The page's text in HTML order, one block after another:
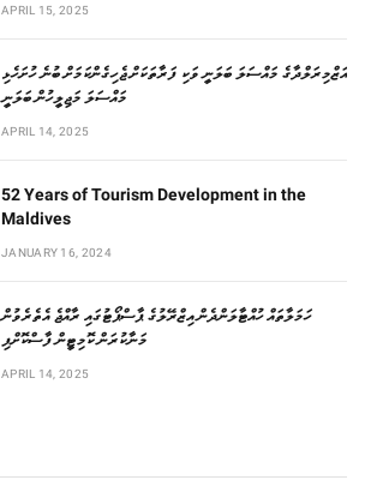
APRIL 15, 2025
އަޒްމިރަލްދާގެ މައްސަލަ ބަލަނީ ވަކި ފަރާތަކަށް ޖެހިގެންކަމަށް ބުނެ ހުށަހެޅި
މައްސަލަ މަޖިލީހުން ބަލަނީ
APRIL 14, 2025
52 Years of Tourism Development in the
Maldives
JANUARY 16, 2024
ހަމަލާތައް ހުއްޓާލަންދެން އިޒްރޭލުގެ ޕާސްޕޯޓުގައި ރާއްޖެ އެތެރެވުން
މަނާކުރަން ކޮމިޓީން ފާސްކޮށްފި
APRIL 14, 2025